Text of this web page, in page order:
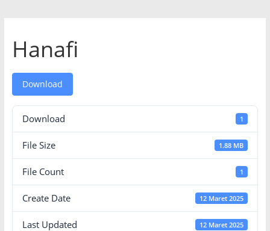
Hanafi
Download
Download 1
File Size 1.88 MB
File Count 1
Create Date 12 Maret 2025
Last Updated 12 Maret 2025